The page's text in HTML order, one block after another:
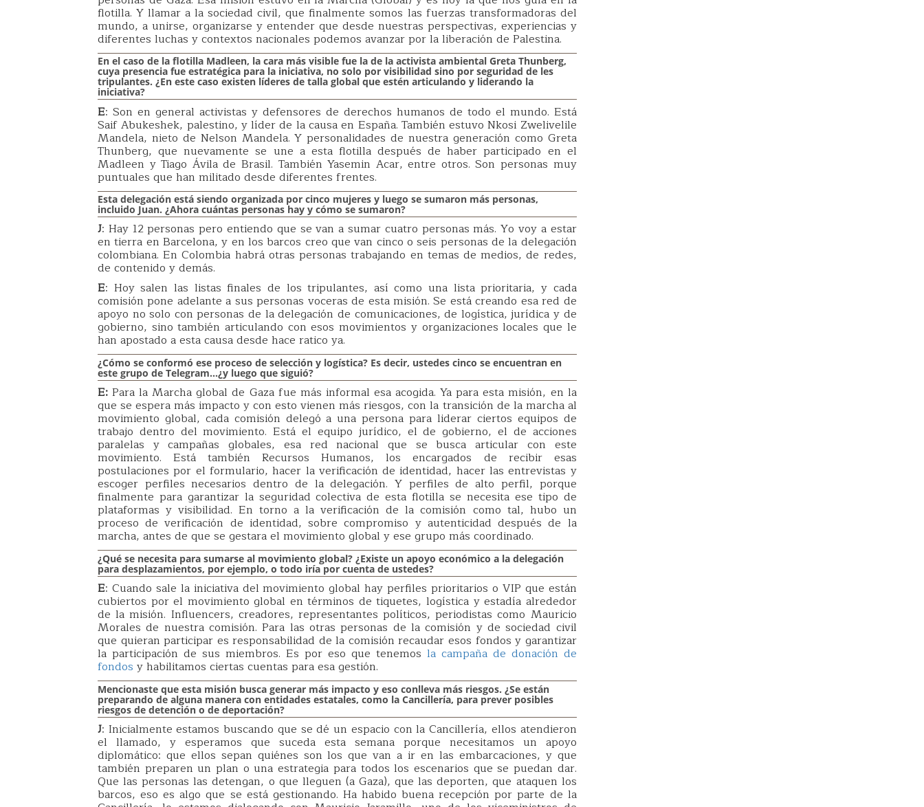
flotilla. Y llamar a la sociedad civil, que finalmente somos las fuerzas transformadoras del
mundo, a unirse, organizarse y entender que desde nuestras perspectivas, experiencias y
diferentes luchas y contextos nacionales podemos avanzar por la liberación de Palestina.
En el caso de la flotilla Madleen, la cara más visible fue la de la activista ambiental Greta Thunberg,
cuya presencia fue estratégica para la iniciativa, no solo por visibilidad sino por seguridad de les
tripulantes. ¿En este caso existen líderes de talla global que estén articulando y liderando la
iniciativa?
E: Son en general activistas y defensores de derechos humanos de todo el mundo. Está
Saif Abukeshek, palestino, y líder de la causa en España. También estuvo Nkosi Zwelivelile
Mandela, nieto de Nelson Mandela. Y personalidades de nuestra generación como Greta
Thunberg, que nuevamente se une a esta flotilla después de haber participado en el
Madleen y Tiago Ávila de Brasil. También Yasemin Acar, entre otros. Son personas muy
puntuales que han militado desde diferentes frentes.
Esta delegación está siendo organizada por cinco mujeres y luego se sumaron más personas,
incluido Juan. ¿Ahora cuántas personas hay y cómo se sumaron?
J: Hay 12 personas pero entiendo que se van a sumar cuatro personas más. Yo voy a estar
en tierra en Barcelona, y en los barcos creo que van cinco o seis personas de la delegación
colombiana. En Colombia habrá otras personas trabajando en temas de medios, de redes,
de contenido y demás.
E: Hoy salen las listas finales de los tripulantes, así como una lista prioritaria, y cada
comisión pone adelante a sus personas voceras de esta misión. Se está creando esa red de
apoyo no solo con personas de la delegación de comunicaciones, de logística, jurídica y de
gobierno, sino también articulando con esos movimientos y organizaciones locales que le
han apostado a esta causa desde hace ratico ya.
¿Cómo se conformó ese proceso de selección y logística? Es decir, ustedes cinco se encuentran en
este grupo de Telegram…¿y luego que siguió?
E: Para la Marcha global de Gaza fue más informal esa acogida. Ya para esta misión, en la
que se espera más impacto y con esto vienen más riesgos, con la transición de la marcha al
movimiento global, cada comisión delegó a una persona para liderar ciertos equipos de
trabajo dentro del movimiento. Está el equipo jurídico, el de gobierno, el de acciones
paralelas y campañas globales, esa red nacional que se busca articular con este
movimiento. Está también Recursos Humanos, los encargados de recibir esas
postulaciones por el formulario, hacer la verificación de identidad, hacer las entrevistas y
escoger perfiles necesarios dentro de la delegación. Y perfiles de alto perfil, porque
finalmente para garantizar la seguridad colectiva de esta flotilla se necesita ese tipo de
plataformas y visibilidad. En torno a la verificación de la comisión como tal, hubo un
proceso de verificación de identidad, sobre compromiso y autenticidad después de la
marcha, antes de que se gestara el movimiento global y ese grupo más coordinado.
¿Qué se necesita para sumarse al movimiento global? ¿Existe un apoyo económico a la delegación
para desplazamientos, por ejemplo, o todo iría por cuenta de ustedes?
E: Cuando sale la iniciativa del movimiento global hay perfiles prioritarios o VIP que están
cubiertos por el movimiento global en términos de tiquetes, logística y estadía alrededor
de la misión. Influencers, creadores, representantes políticos, periodistas como Mauricio
Morales de nuestra comisión. Para las otras personas de la comisión y de sociedad civil
que quieran participar es responsabilidad de la comisión recaudar esos fondos y garantizar
la participación de sus miembros. Es por eso que tenemos la campaña de donación de
fondos y habilitamos ciertas cuentas para esa gestión.
Mencionaste que esta misión busca generar más impacto y eso conlleva más riesgos. ¿Se están
preparando de alguna manera con entidades estatales, como la Cancillería, para prever posibles
riesgos de detención o de deportación?
J: Inicialmente estamos buscando que se dé un espacio con la Cancillería, ellos atendieron
el llamado, y esperamos que suceda esta semana porque necesitamos un apoyo
diplomático: que ellos sepan quiénes son los que van a ir en las embarcaciones, y que
también preparen un plan o una estrategia para todos los escenarios que se puedan dar.
Que las personas las detengan, o que lleguen (a Gaza), que las deporten, que ataquen los
barcos, eso es algo que se está gestionando. Ha habido buena recepción por parte de la